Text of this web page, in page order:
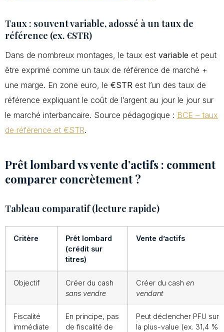
Taux : souvent variable, adossé à un taux de
référence (ex. €STR)
Dans de nombreux montages, le taux est variable et peut
être exprimé comme un taux de référence de marché +
une marge. En zone euro, le €STR est l’un des taux de
référence expliquant le coût de l’argent au jour le jour sur
le marché interbancaire. Source pédagogique : BCE – taux
de référence et €STR.
Prêt lombard vs vente d’actifs : comment
comparer concrètement ?
Tableau comparatif (lecture rapide)
Critère
Prêt lombard
(crédit sur
titres)
Vente d’actifs
Objectif
Créer du cash
sans vendre
Créer du cash en
vendant
Fiscalité
immédiate
En principe, pas
de fiscalité de
Peut déclencher PFU sur
la plus-value (ex. 31,4 %